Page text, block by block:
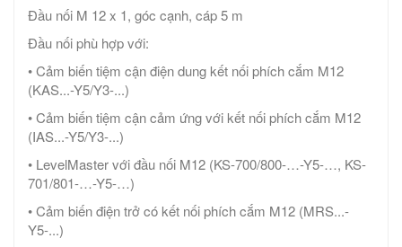
Đầu nối M 12 x 1, góc cạnh, cáp 5 m
Đầu nối phù hợp với:
• Cảm biến tiệm cận điện dung kết nối phích cắm M12
(KAS...-Y5/Y3-...)
• Cảm biến tiệm cận cảm ứng với kết nối phích cắm M12
(IAS...-Y5/Y3-...)
• LevelMaster với đầu nối M12 (KS-700/800-…-Y5-…, KS-
701/801-…-Y5-…)
• Cảm biến điện trở có kết nối phích cắm M12 (MRS...-
Y5-...)